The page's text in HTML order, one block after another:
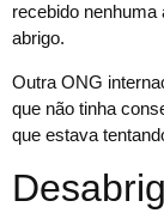
recebido
abrigo.
Outra ONG
que não tinha
que estava